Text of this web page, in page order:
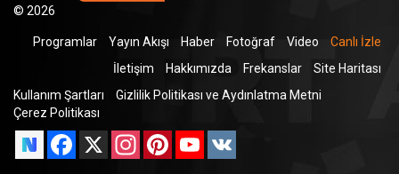
© 2026
Programlar Yayın Akışı Haber Fotoğraf Video
Canlı İzle
İletişim
Hakkımızda Frekanslar
Site Haritası
Kullanım Şartları
Gizlilik Politikası ve Aydınlatma Metni
Çerez Politikası
Facebook
X InstagramPinterestYouTube